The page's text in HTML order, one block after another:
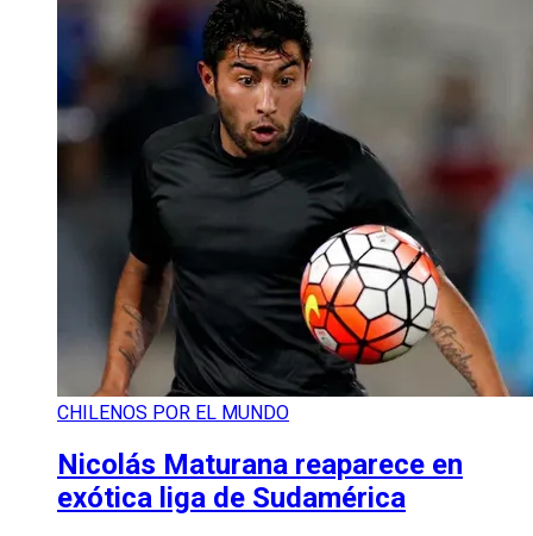
CHILENOS POR EL MUNDO
Nicolás Maturana reaparece en
exótica liga de Sudamérica